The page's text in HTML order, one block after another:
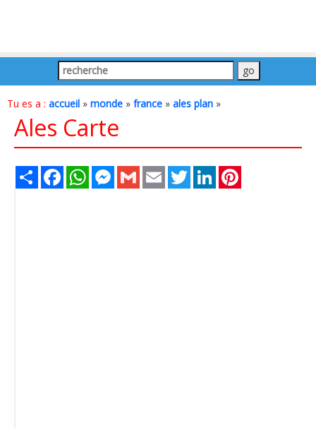
Tu es a : accueil » monde » france » ales plan »
Ales Carte
Share FacebookWhatsAppMessenger
Gmail Email TwitterLinkedIn